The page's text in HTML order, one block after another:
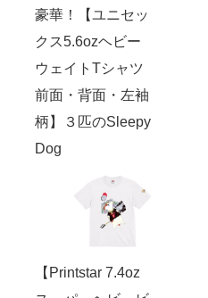
豪華！【ユニセッ
クス5.6ozヘビー
ウェイトTシャツ
前面・背面・左袖
柄】３匹のSleepy
Dog
【Printstar 7.4oz